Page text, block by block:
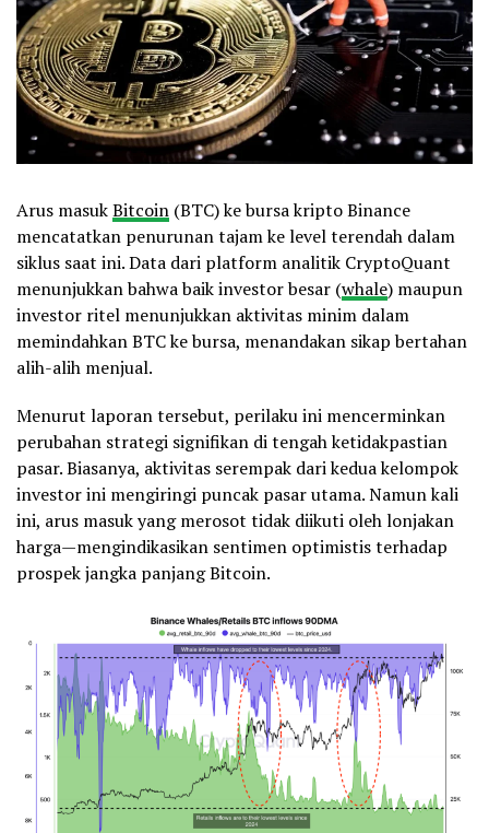
Arus masukBitcoin (BTC) ke bursa kripto Binance
mencatatkan penurunan tajam ke level terendah dalam
siklus saat ini. Data dari platform analitik CryptoQuant
menunjukkan bahwa baik investor besar (whale) maupun
investor ritel menunjukkan aktivitas minim dalam
memindahkan BTC ke bursa, menandakan sikap bertahan
alih-alih menjual.
Menurut laporan tersebut, perilaku ini mencerminkan
perubahan strategi signifikan di tengah ketidakpastian
pasar. Biasanya, aktivitas serempak dari kedua kelompok
investor ini mengiringi puncak pasar utama. Namun kali
ini, arus masuk yang merosot tidak diikuti oleh lonjakan
harga—mengindikasikan sentimen optimistis terhadap
prospek jangka panjang Bitcoin.